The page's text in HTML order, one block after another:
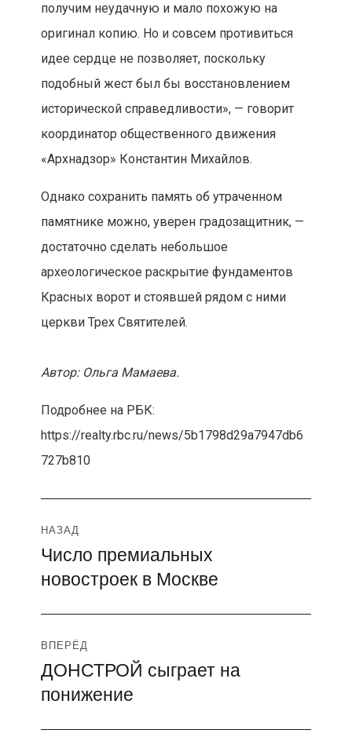
получим неудачную и мало похожую на
оригинал копию. Но и совсем противиться
идее сердце не позволяет, поскольку
подобный жест был бы восстановлением
исторической справедливости», — говорит
координатор общественного движения
«Архнадзор» Константин Михайлов.
Однако сохранить память об утраченном
памятнике можно, уверен градозащитник, —
достаточно сделать небольшое
археологическое раскрытие фундаментов
Красных ворот и стоявшей рядом с ними
церкви Трех Святителей.
Автор: Ольга Мамаева.
Подробнее на РБК:
https://realty.rbc.ru/news/5b1798d29a7947db6
727b810
Навигация
по
записям
НАЗАД
Предыдущая
запись:
Число премиальных
новостроек в Москве
ВПЕРЁД
Следующая
запись:
ДОНСТРОЙ сыграет на
понижение